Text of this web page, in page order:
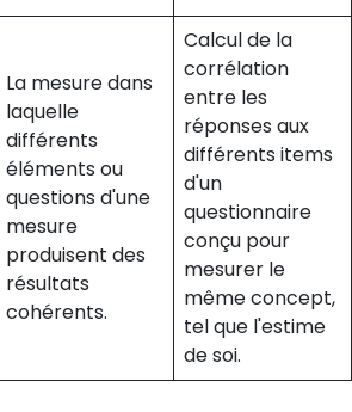
La mesure dans
laquelle
différents
éléments ou
questions d'une
mesure
produisent des
résultats
cohérents.
Calcul de la
corrélation
entre les
réponses aux
différents items
d'un
questionnaire
conçu pour
mesurer le
même concept,
tel que l'estime
de soi.